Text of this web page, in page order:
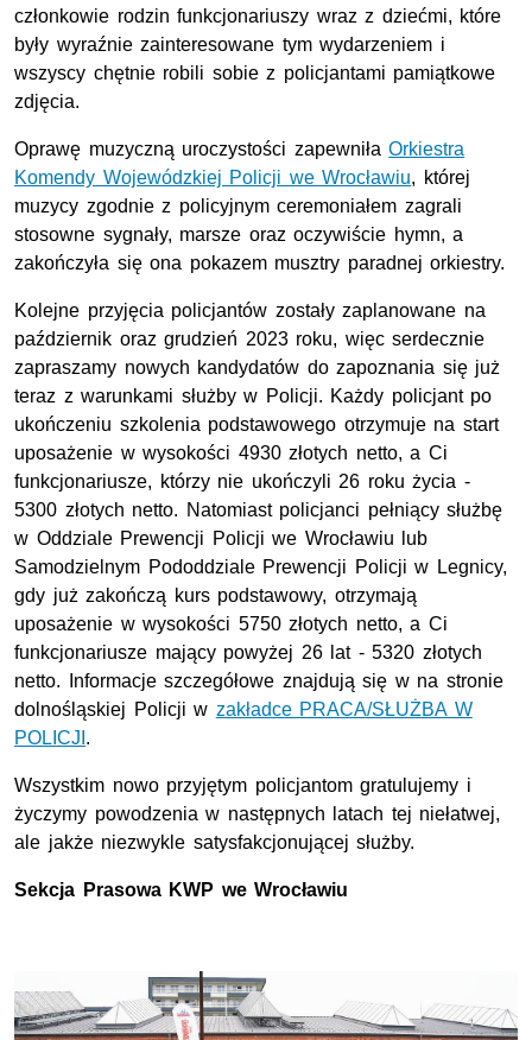
członkowie rodzin funkcjonariuszy wraz z dziećmi, które
były wyraźnie zainteresowane tym wydarzeniem i
wszyscy chętnie robili sobie z policjantami pamiątkowe
zdjęcia.
Oprawę muzyczną uroczystości zapewniłaOrkiestra
Komendy Wojewódzkiej Policji we Wrocławiu, której
muzycy zgodnie z policyjnym ceremoniałem zagrali
stosowne sygnały, marsze oraz oczywiście hymn, a
zakończyła się ona pokazem musztry paradnej orkiestry.
Kolejne przyjęcia policjantów zostały zaplanowane na
październik oraz grudzień 2023 roku, więc serdecznie
zapraszamy nowych kandydatów do zapoznania się już
teraz z warunkami służby w Policji. Każdy policjant po
ukończeniu szkolenia podstawowego otrzymuje na start
uposażenie w wysokości 4930 złotych netto, a Ci
funkcjonariusze, którzy nie ukończyli 26 roku życia -
5300 złotych netto. Natomiast policjanci pełniący służbę
w Oddziale Prewencji Policji we Wrocławiu lub
Samodzielnym Pododdziale Prewencji Policji w Legnicy,
gdy już zakończą kurs podstawowy, otrzymają
uposażenie w wysokości 5750 złotych netto, a Ci
funkcjonariusze mający powyżej 26 lat - 5320 złotych
netto. Informacje szczegółowe znajdują się w na stronie
dolnośląskiej Policji w zakładce PRACA/SŁUŻBA W
POLICJI .
Wszystkim nowo przyjętym policjantom gratulujemy i
życzymy powodzenia w następnych latach tej niełatwej,
ale jakże niezwykle satysfakcjonującej służby.
Sekcja Prasowa KWP we Wrocławiu